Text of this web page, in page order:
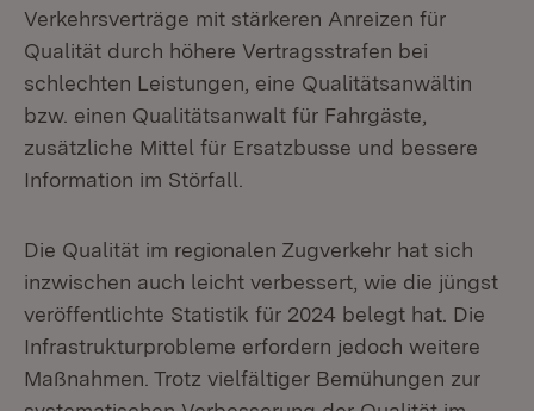
Verkehrsverträge mit stärkeren Anreizen für
Qualität durch höhere Vertragsstrafen bei
schlechten Leistungen, eine Qualitätsanwältin
bzw. einen Qualitätsanwalt für Fahrgäste,
zusätzliche Mittel für Ersatzbusse und bessere
Information im Störfall.
Die Qualität im regionalen Zugverkehr hat sich
inzwischen auch leicht verbessert, wie die jüngst
veröffentlichte Statistik für 2024 belegt hat. Die
Infrastrukturprobleme erfordern jedoch weitere
Maßnahmen. Trotz vielfältiger Bemühungen zur